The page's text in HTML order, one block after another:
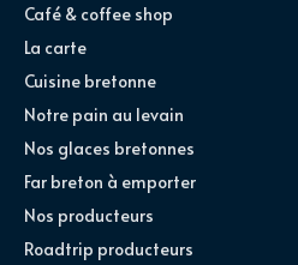
Café & coffee shop
La carte
Cuisine bretonne
Notre pain au levain
Nos glaces bretonnes
Far breton à emporter
Nos producteurs
Roadtrip producteurs